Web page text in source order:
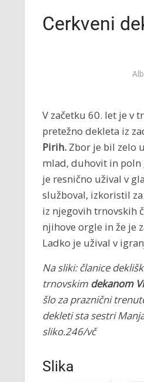
Cerkveni
V začetku 60. let je v
pretežno dekleta iz
Pirih. Zbor je bil zelo
mlad, duhovit in poln
je resnično užival v
služboval, izkoristil za
iz njegovih trnovskih
njihove orgle in že je
Ladko je užival v
Na sliki: članice
trnovskim dekanom
šlo za praznični
dekleti sta sestri
sliko.246/vč
Slika